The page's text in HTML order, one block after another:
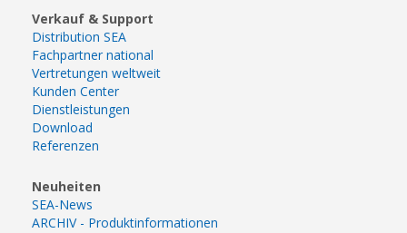
Verkauf & Support
Distribution SEA
Fachpartner national
Vertretungen weltweit
Kunden Center
Dienstleistungen
Download
Referenzen
Neuheiten
SEA-News
ARCHIV - Produktinformationen